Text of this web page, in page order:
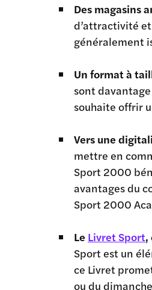
Des magasins
d’attractivité
généralement
Un format à
sont
souhaite offrir
Vers une
mettre en
Sport 2000
avantages du
Sport 2000
Le Livret Sport,
Sport est un
ce Livret
ou du